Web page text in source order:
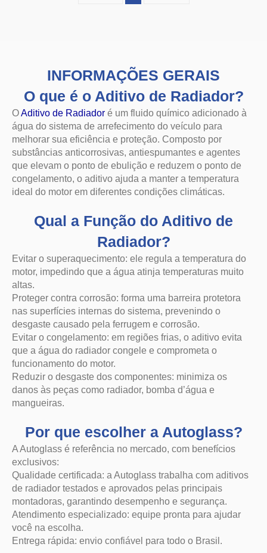
INFORMAÇÕES GERAIS
O que é o Aditivo de Radiador?
OAditivo de Radiador é um fluido químico adicionado à
água do sistema de arrefecimento do veículo para
melhorar sua eficiência e proteção. Composto por
substâncias anticorrosivas, antiespumantes e agentes
que elevam o ponto de ebulição e reduzem o ponto de
congelamento, o aditivo ajuda a manter a temperatura
ideal do motor em diferentes condições climáticas.
Qual a Função do Aditivo de
Radiador?
Evitar o superaquecimento: ele regula a temperatura do
motor, impedindo que a água atinja temperaturas muito
altas.
Proteger contra corrosão: forma uma barreira protetora
nas superfícies internas do sistema, prevenindo o
desgaste causado pela ferrugem e corrosão.
Evitar o congelamento: em regiões frias, o aditivo evita
que a água do radiador congele e comprometa o
funcionamento do motor.
Reduzir o desgaste dos componentes: minimiza os
danos às peças como radiador, bomba d’água e
mangueiras.
Por que escolher a Autoglass?
A Autoglass é referência no mercado, com benefícios
exclusivos:
Qualidade certificada: a Autoglass trabalha com aditivos
de radiador testados e aprovados pelas principais
montadoras, garantindo desempenho e segurança.
Atendimento especializado: equipe pronta para ajudar
você na escolha.
Entrega rápida: envio confiável para todo o Brasil.